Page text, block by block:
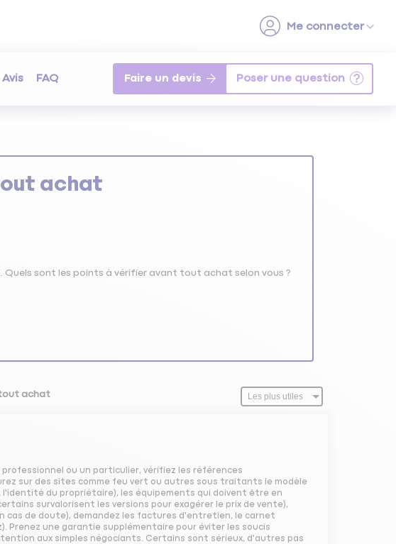
Avis FAQ Faire un devis
achat
Quels sont les points à vérifier avant tout achat selon vous ?
tout achat
ou un particulier, vérifiez les références
sur des sites comme feu vert ou autres sous traitants le modèle
du propriétaire), les équipements qui doivent être en
survalorisent les versions pour exagérer le prix de vente),
cas de doute), demandez les factures d'entretien, le carnet
Prenez une garantie supplémentaire pour éviter les soucis
aux simples négociants. Certains sont sérieux, d'autres pas